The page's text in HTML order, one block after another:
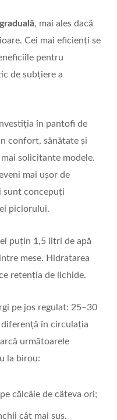
, mai ales dacă
Cei mai eficienți se
pentru
de subțiere a
în pantofi de
confort, sănătate și
solicitante modele.
mai ușor de
sunt concepuți
piciorului.
puțin 1,5 litri de apă
mese. Hidratarea
retenția de lichide.
pe jos regulat: 25–30
în circulația
următoarele
la birou:
călcâie de câteva ori;
cât mai sus.